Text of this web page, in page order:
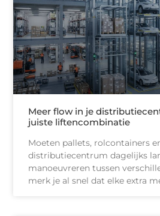
Meer flow in je
juiste liftencombinatie
Moeten pallets, rolcontainers
distributiecentrum dagelijks
manoeuvreren tussen
merk je al snel dat elke extra